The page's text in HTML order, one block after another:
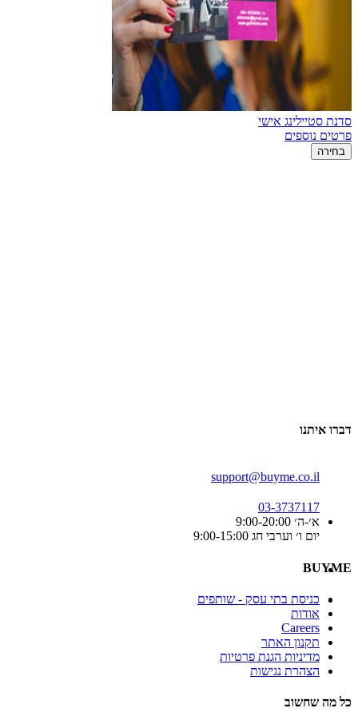
סדנת סטיילינג אישי
פרטים נוספים
בחירה
דברו איתנו
support@buyme.co.il
03-3737117
א׳-ה׳ 9:00-20:00
יום ו׳ וערבי חג 9:00-15:00
BUYME
כניסת בתי עסק - שותפים
אודות
Careers
תקנון האתר
מדיניות הגנת פרטיות
הצהרת נגישות
כל מה שחשוב